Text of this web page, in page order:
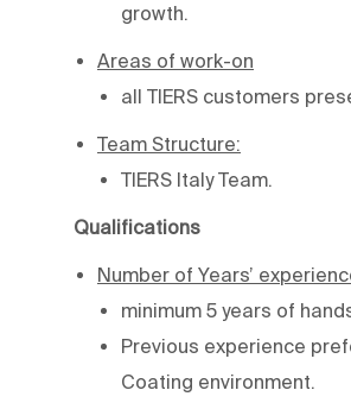
growth.
Areas of work-on
all TIERS customers
Team Structure:
TIERS Italy Team.
Qualifications
Number of Years’
minimum 5 years of
Previous experience
Coating environment.